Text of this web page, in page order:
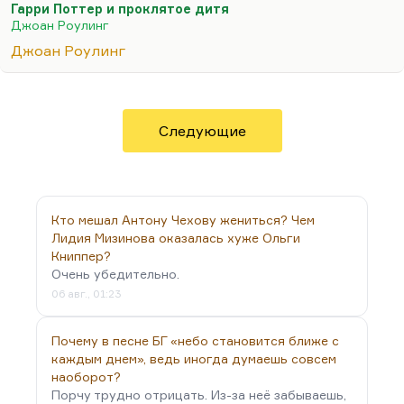
Миледи не было. Не сочтите это за спойлер, это
для меня важно. Ну и потом, какие спойлеры?
Всё это давно напечатано в Сети.
Там потрясающе дана тема родительского
бессилия, когда ты понимаешь, что ты хочешь
мальчика своего или девочку защитить от боли, а
прийти. И она придёт». И тогда почти
буквально…
Гарри Поттер и проклятое дитя
Джоан Роулинг
Джоан Роулинг
Следующие
Кто мешал Антону Чехову жениться? Чем
Лидия Мизинова оказалась хуже Ольги
Книппер?
Очень убедительно.
06 авг., 01:23
Почему в песне БГ «небо становится ближе с
каждым днем», ведь иногда думаешь совсем
наоборот?
Порчу трудно отрицать. Из-за неё забываешь,